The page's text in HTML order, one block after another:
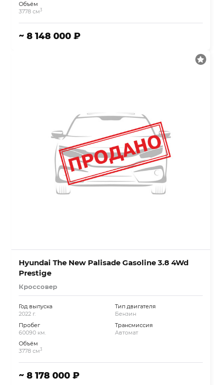
Объём
3778 см3
~ 8 148 000 ₽
Hyundai The New Palisade Gasoline 3.8 4Wd
Prestige
Кроссовер
Год выпуска
2022 г.
Пробег
60090 км.
Объём
3778 см3
Тип двигателя
Бензин
Трансмиссия
Автомат
~ 8 178 000 ₽